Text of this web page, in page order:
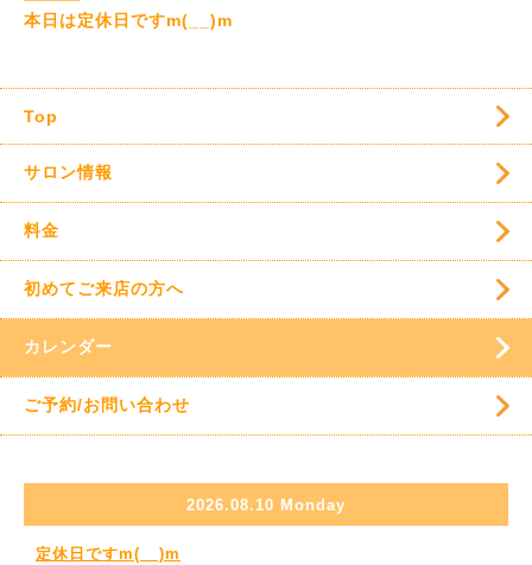
本日は定休日ですm(__)m
Top
サロン情報
料金
初めてご来店の方へ
カレンダー
ご予約/お問い合わせ
2026.08.10 Monday
定休日ですm(__)m